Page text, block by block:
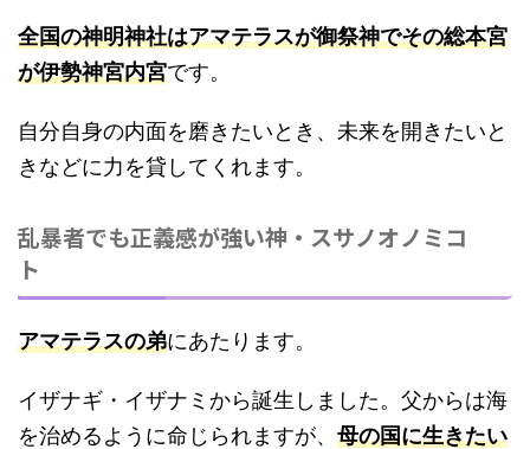
全国の神明神社はアマテラスが御祭神でその総本宮
が伊勢神宮内宮です。
自分自身の内面を磨きたいとき、未来を開きたいと
きなどに力を貸してくれます。
乱暴者でも正義感が強い神・スサノオノミコ
ト
アマテラスの弟にあたります。
イザナギ・イザナミから誕生しました。父からは海
を治めるように命じられますが、 母の国に生きたい